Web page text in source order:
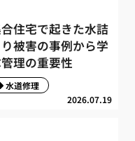
住宅で起きた水詰
被害の事例から学
理の重要性
2026.07.19
水道修理